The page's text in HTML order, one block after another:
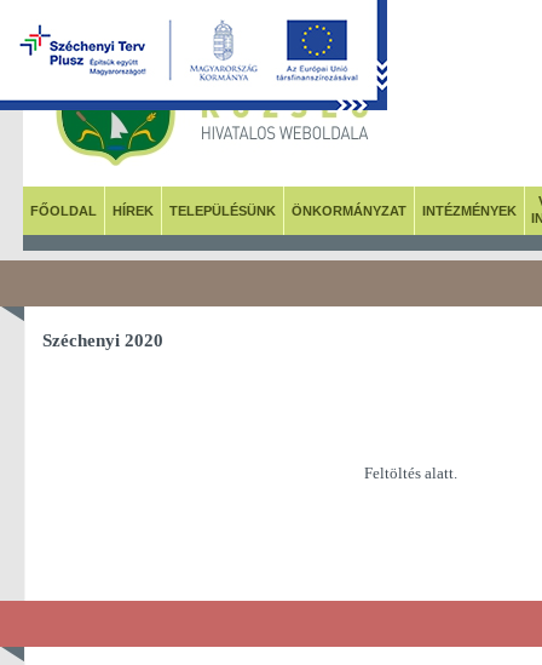
FŐOLDAL HÍREK TELEPÜLÉSÜNK ÖNKORMÁNYZAT INTÉZMÉNYEK
Széchenyi 2020
Feltöltés alatt.